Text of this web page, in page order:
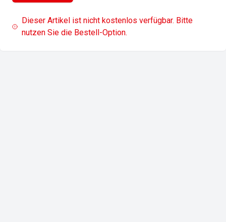
Dieser Artikel ist nicht kostenlos verfügbar. Bitte
nutzen Sie die Bestell-Option.